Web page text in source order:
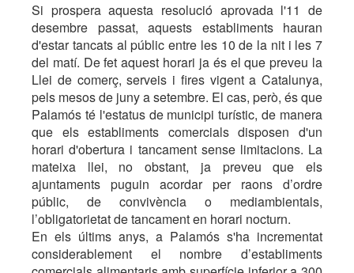
Si prospera aquesta resolució aprovada l'11 de
desembre passat, aquests establiments hauran
d'estar tancats al públic entre les 10 de la nit i les 7
del matí. De fet aquest horari ja és el que preveu la
Llei de comerç, serveis i fires vigent a Catalunya,
pels mesos de juny a setembre. El cas, però, és que
Palamós té l'estatus de municipi turístic, de manera
que els establiments comercials disposen d'un
horari d'obertura i tancament sense limitacions. La
mateixa llei, no obstant, ja preveu que els
ajuntaments puguin acordar per raons d’ordre
públic, de convivència o mediambientals,
l’obligatorietat de tancament en horari nocturn.
En els últims anys, a Palamós s'ha incrementat
considerablement el nombre d’establiments